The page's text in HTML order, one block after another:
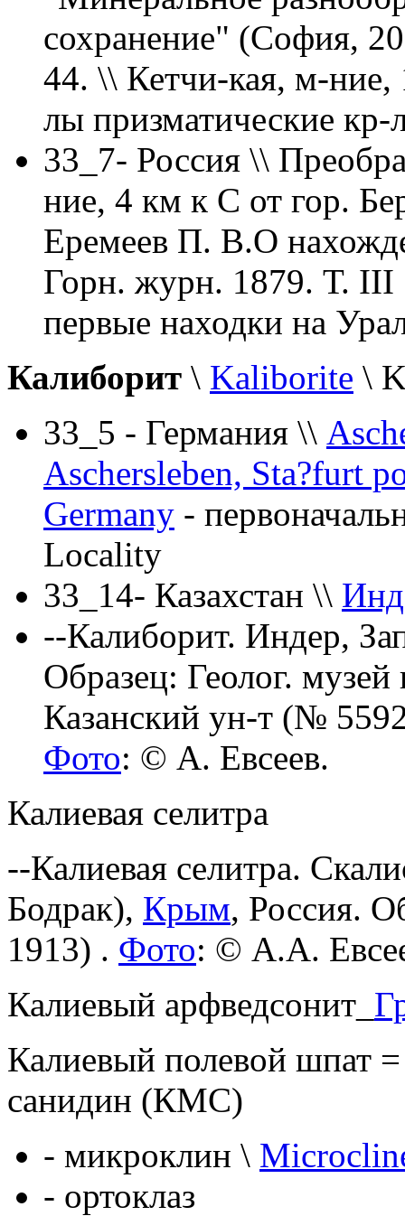
сохранение" (София,
44. \\ Кетчи-кая, м-
лы призматические
33_7- Россия \\
ние, 4 км к С от гор.
Еремеев П. В.О
Горн. журн. 1879. Т. III
первые находки на
Калиборит \ Kaliborite \
33_5 - Германия \\
Aschersleben, Sta?furt
Germany -
Locality
33_14- Казахстан \\
--Калиборит. Индер,
Образец: Геолог.
Казанский ун-т (№
Фото: © А. Евсеев.
Калиевая селитра
--Калиевая селитра.
Бодрак), Крым, Россия.
1913) . Фото: © А.А.
Калиевый арфведсонит_
Калиевый полевой шпат
санидин (КМС)
- микроклин \
- ортоклаз